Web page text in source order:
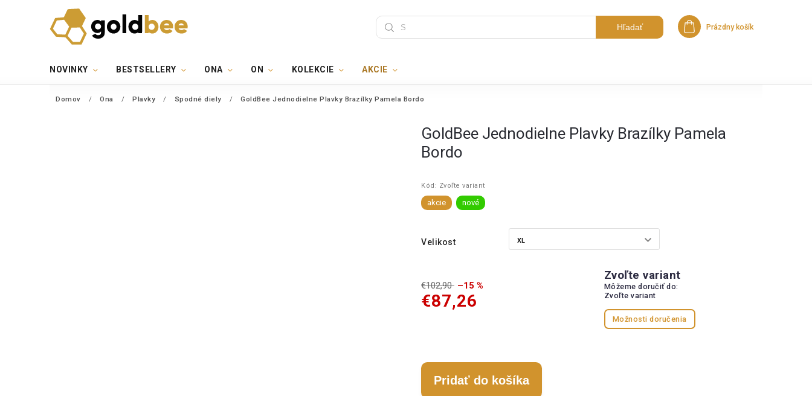
Hľadať Nákupný košík
Prázdny košík
NOVINKY BESTSELLERY ONA ON KOLEKCIE AKCIE
Domov / Ona / Plavky / Spodné diely / GoldBee Jednodielne Plavky Brazílky Pamela Bordo
GoldBee Jednodielne Plavky Brazílky Pamela
Bordo
Kód: Zvoľte variant
akcie nové
Velikost
€102,90 –15 %
€87,26
Zvoľte variant
Môžeme doručiť do:
Zvoľte variant
Možnosti doručenia
Pridať do košíka